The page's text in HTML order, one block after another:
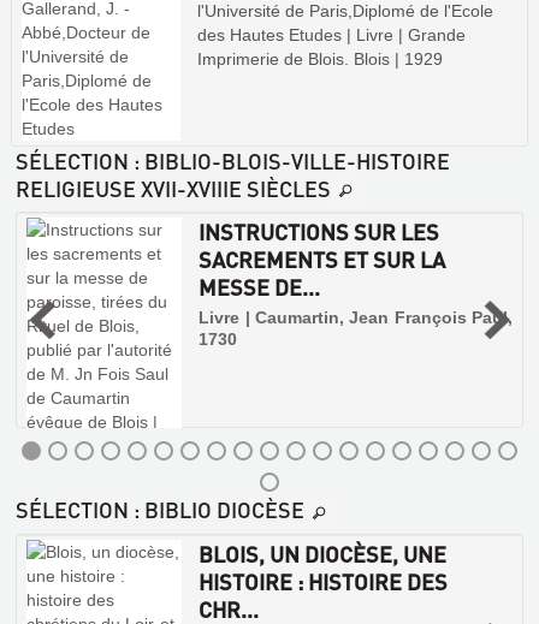
l'Université de Paris,Diplomé de l'Ecole
des Hautes Etudes | Livre | Grande
Imprimerie de Blois. Blois | 1929
SÉLECTION : BIBLIO-BLOIS-VILLE-HISTOIRE
RELIGIEUSE XVII-XVIIIE SIÈCLES
INSTRUCTIONS SUR LES
SACREMENTS ET SUR LA
MESSE DE...
Livre | Caumartin, Jean François Paul,
1730
SÉLECTION : BIBLIO DIOCÈSE
BLOIS, UN DIOCÈSE, UNE
HISTOIRE : HISTOIRE DES
CHR...